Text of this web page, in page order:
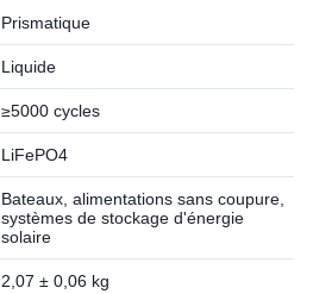
Prismatique
Liquide
≥5000 cycles
LiFePO4
Bateaux, alimentations sans coupure,
systèmes de stockage d'énergie
solaire
2,07 ± 0,06 kg